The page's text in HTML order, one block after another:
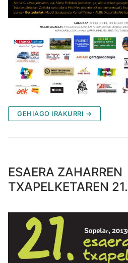
GEHIAGO IRAKURRI →
ESAERA ZAHARREN
TXAPELKETAREN